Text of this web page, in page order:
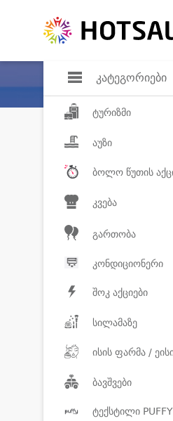
კატეგორიები
ტურიზმი
აუზი
ბოლო წუთის
კვება
გართობა
კონდიციონერი
შოკ აქციები
სილამაზე
ისის ფარმა /
ბავშვები
ტექსტილი PUFFY